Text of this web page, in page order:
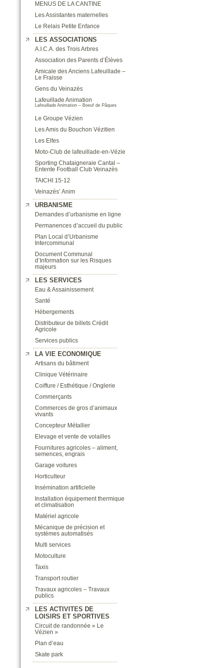
MENUS DE LA CANTINE
Les Assistantes maternelles
Le Relais Petite Enfance
LES ASSOCIATIONS
A.I.C.A. des Trois Arbres
Association des Parents d’Élèves
Amicale des Anciens Lafeuillade –
Le Fraisse
Gens du Veinazès
Lafeuillade Animation
Lafeuillade Animation – Boeuf de Pâques
Le Groupe Vézien
Les Amis du Bouchon Vézitien
Les Elfes
Moto-Club de lafeuillade-en-Vézie
Sporting Chataigneraie Cantal –
Entente Football Club Veinazès
TAICHI 15-12
Veinazès’ Anim
URBANISME
Demandes d’urbanisme en ligne
Permanences d’accueil du public
Plan Local d’Urbanisme
Intercommunal
Document Communal
d’Information sur les Risques
majeurs
LES SERVICES
Eau & Assainissement
Santé
Hébergements
Distributeur de billets Crédit
Agricole
Services publics
LA VIE ECONOMIQUE
Artisans du bâtiment
Clinique Vétérinaire
Coiffure / Esthétique / Onglerie
Commerçants
Commerces de gros d’animaux
vivants
Concepteur Métallier
Elevage et vente de volailles
Fournitures agricoles – aliment,
semences, engrais
Garage voitures
Horticulteur
Insémination artificielle
Installation équipement thermique
et climatisation
Matériel agricole
Mécanique de précision et
systèmes automatisés
Multi services
Motoculture
Taxis
Transport routier
Travaux agricoles – Travaux
publics
LES ACTIVITES DE
LOISIRS ET SPORTIVES
Circuit de randonnée « Le
Vézien »
Plan d’eau
Skate park